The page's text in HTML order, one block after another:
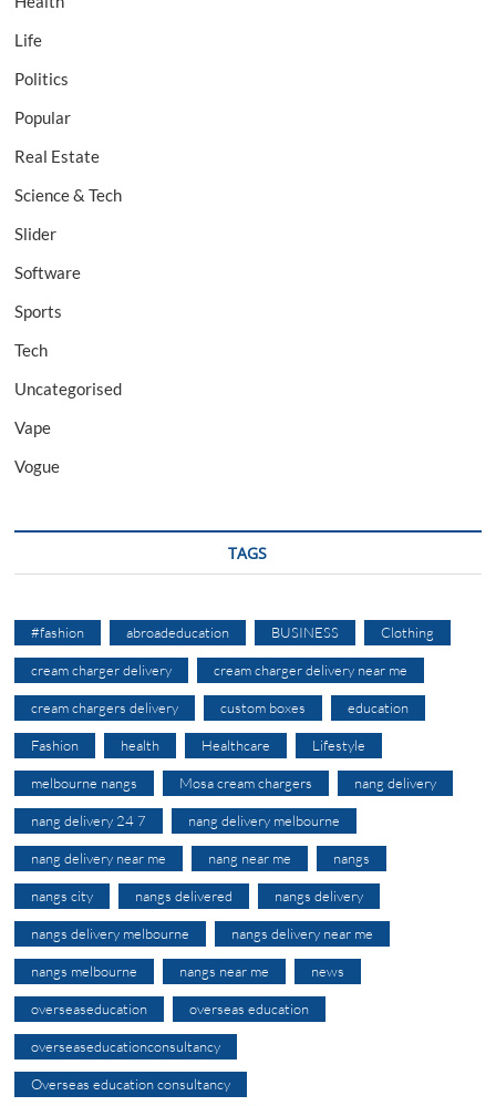
Life
Politics
Popular
Real Estate
Science & Tech
Slider
Software
Sports
Tech
Uncategorised
Vape
Vogue
TAGS
#fashion abroadeducation BUSINESS Clothing
cream charger delivery cream charger delivery near me
cream chargers delivery custom boxes education
Fashion health Healthcare Lifestyle
melbourne nangs Mosa cream chargers nang delivery
nang delivery 24 7 nang delivery melbourne
nang delivery near me nang near me nangs
nangs city nangs delivered nangs delivery
nangs delivery melbourne nangs delivery near me
nangs melbourne nangs near me news
overseaseducation overseas education
overseaseducationconsultancy
Overseas education consultancy